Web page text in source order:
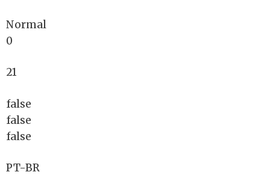
Normal
0
21
false
false
false
PT-BR